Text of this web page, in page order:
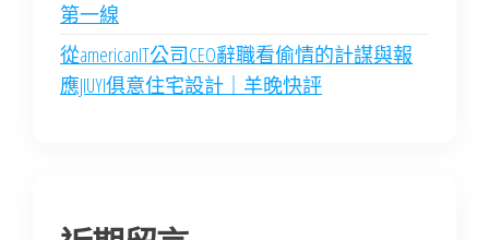
第一線
從americanIT公司CEO辭職看偷情的計謀與報
應JIUYI俱意住宅設計｜羊晚快評